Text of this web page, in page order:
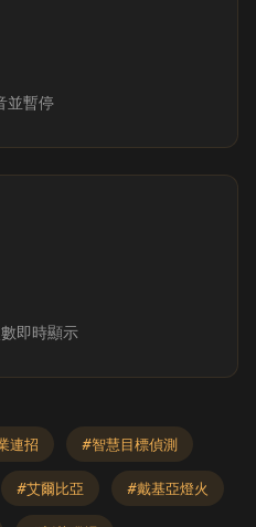
並暫停
即時顯示
連招 #智慧目標偵測
#艾爾比亞 #戴基亞燈火